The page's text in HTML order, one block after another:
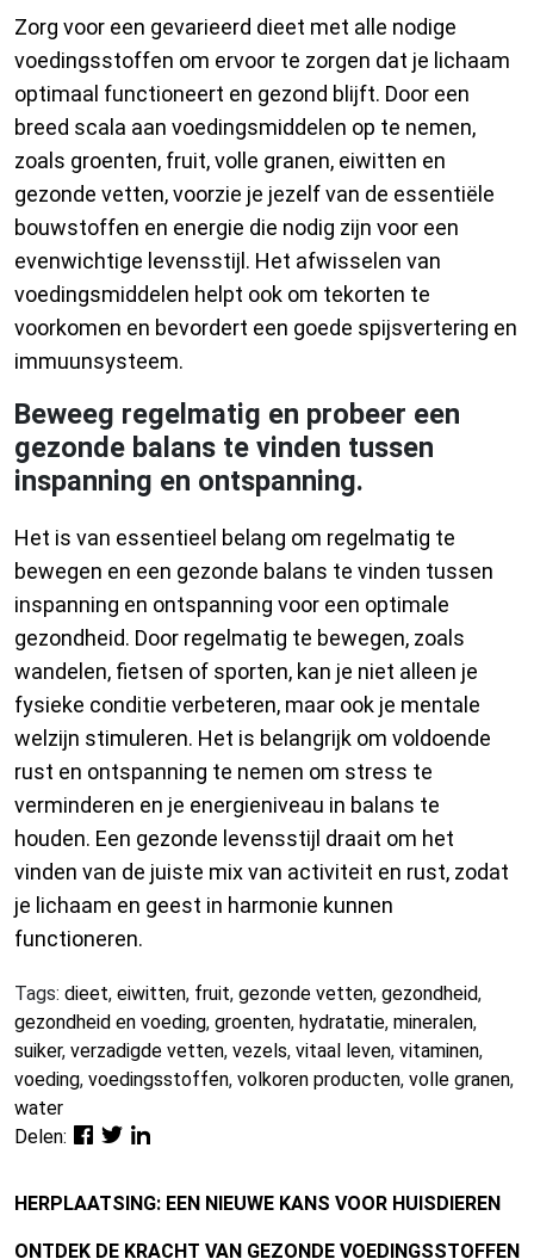
Zorg voor een gevarieerd dieet met alle nodige
voedingsstoffen om ervoor te zorgen dat je lichaam
optimaal functioneert en gezond blijft. Door een
breed scala aan voedingsmiddelen op te nemen,
zoals groenten, fruit, volle granen, eiwitten en
gezonde vetten, voorzie je jezelf van de essentiële
bouwstoffen en energie die nodig zijn voor een
evenwichtige levensstijl. Het afwisselen van
voedingsmiddelen helpt ook om tekorten te
voorkomen en bevordert een goede spijsvertering en
immuunsysteem.
Beweeg regelmatig en probeer een
gezonde balans te vinden tussen
inspanning en ontspanning.
Het is van essentieel belang om regelmatig te
bewegen en een gezonde balans te vinden tussen
inspanning en ontspanning voor een optimale
gezondheid. Door regelmatig te bewegen, zoals
wandelen, fietsen of sporten, kan je niet alleen je
fysieke conditie verbeteren, maar ook je mentale
welzijn stimuleren. Het is belangrijk om voldoende
rust en ontspanning te nemen om stress te
verminderen en je energieniveau in balans te
houden. Een gezonde levensstijl draait om het
vinden van de juiste mix van activiteit en rust, zodat
je lichaam en geest in harmonie kunnen
functioneren.
Tags: dieet, eiwitten, fruit, gezonde vetten, gezondheid,
gezondheid en voeding, groenten, hydratatie, mineralen,
suiker, verzadigde vetten, vezels, vitaal leven, vitaminen,
voeding, voedingsstoffen, volkoren producten, volle granen,
water
Delen:
HERPLAATSING: EEN NIEUWE KANS VOOR HUISDIEREN
ONTDEK DE KRACHT VAN GEZONDE VOEDINGSSTOFFEN